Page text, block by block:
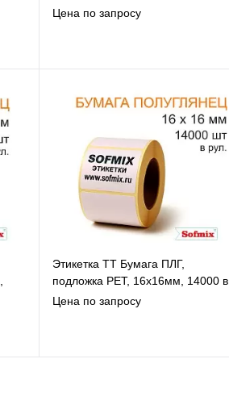
рул, вт76, 13115
Цена по запросу
В избранное
К сравнению
Под заказ
Этикетка ТТ Бумага ПЛГ,
подложка РЕТ, 16х16мм, 14000 в
рул, вт76, 13115
Цена по запросу